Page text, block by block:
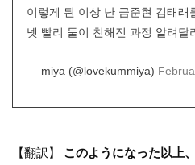
이렇게 된 이상 난 금준현 김태래
넷 빨리 둘이 친해진 과정 알려달
— miya (@lovekummiya)
【翻訳】 このようになった以上